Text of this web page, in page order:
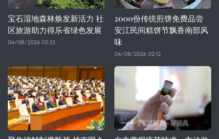
宝石湿地森林焕发新活力 社
区旅游助力得乐省绿色发展
04/08/2026 03:23
2000份传统煎饼免费品尝
安江民间糕饼节飘香南部风
味
04/08/2026 02:12